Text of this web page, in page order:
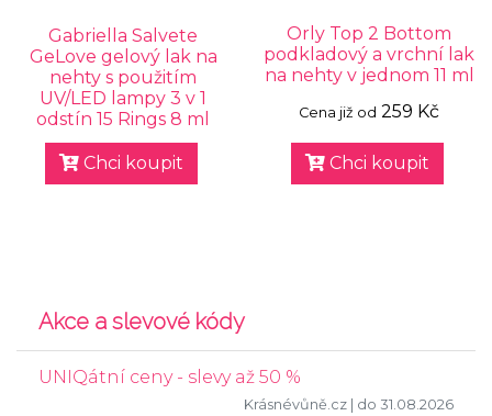
Gabriella Salvete
GeLove gelový lak na
nehty s použitím
UV/LED lampy 3 v 1
odstín 15 Rings 8 ml
Chci koupit
Orly Top 2 Bottom
podkladový a vrchní lak
na nehty v jednom 11 ml
Cena již od 259 Kč
Chci koupit
Akce a slevové kódy
UNIQátní ceny - slevy až 50 %
Krásnévůně.cz | do 31.08.2026